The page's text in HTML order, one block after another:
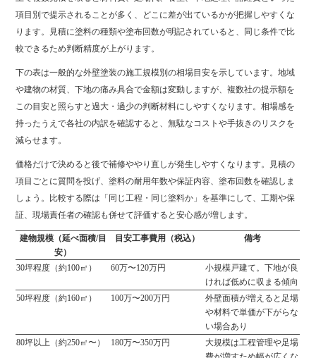
項目別で提示されることが多く、どこに差が出ているかが把握しやすくな
ります。見積に塗料の種類や塗布回数が明記されていると、同じ条件で比
較できるため判断精度が上がります。
下の表は一般的な外壁塗装の施工規模別の相場目安を示しています。地域
や建物の材質、下地の痛み具合で金額は変動しますが、複数社の提示額を
この目安と照らすと過大・過少の判断材料にしやすくなります。相場感を
持ったうえで各社の内訳を確認すると、無駄なコストや手抜きのリスクを
減らせます。
価格だけで決めると後で補修ややり直しが発生しやすくなります。見積の
項目ごとに質問を投げ、塗料の耐用年数や保証内容、塗布回数を確認しま
しょう。比較する際は「同じ工程・同じ塗料か」を基準にして、工期や保
証、現場責任者の確認も併せて評価すると安心感が増します。
建物規模（延べ面積/目
安）
目安工事費用（税込） 備考
30坪程度（約100㎡） 60万〜120万円
小規模戸建て。下地が良
ければ低めに収まる傾向
50坪程度（約160㎡）
100万〜200万円
外壁面積が増えると足場
や材料で単価が下がらな
い場合あり
80坪以上（約250㎡〜）
180万〜350万円
大規模は工程管理や足場